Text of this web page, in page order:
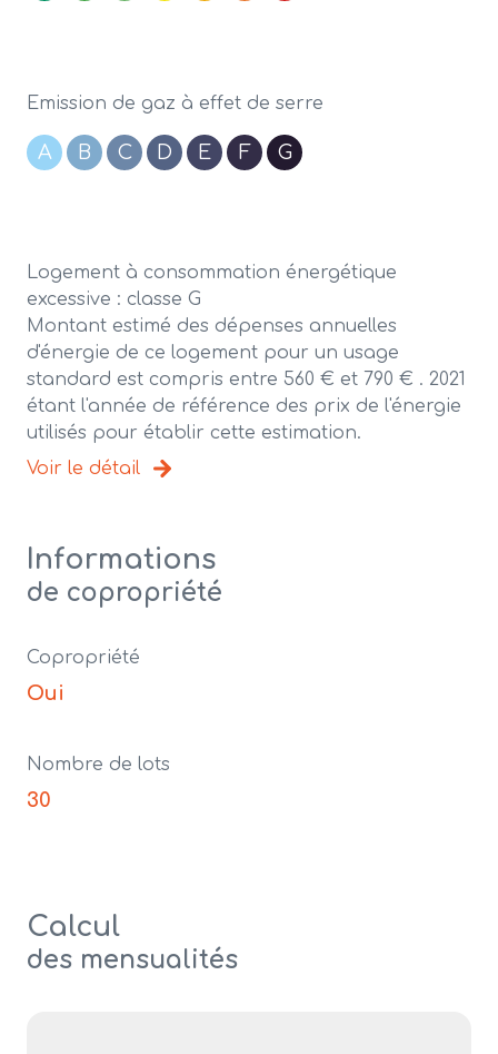
Emission de gaz à effet de serre
A B C D E F G
Logement à consommation énergétique
excessive : classe G
Montant estimé des dépenses annuelles
d'énergie de ce logement pour un usage
standard est compris entre 560 € et 790 € . 2021
étant l'année de référence des prix de l'énergie
utilisés pour établir cette estimation.
Voir le détail
Informations
de copropriété
Copropriété
Oui
Nombre de lots
30
Calcul
des mensualités